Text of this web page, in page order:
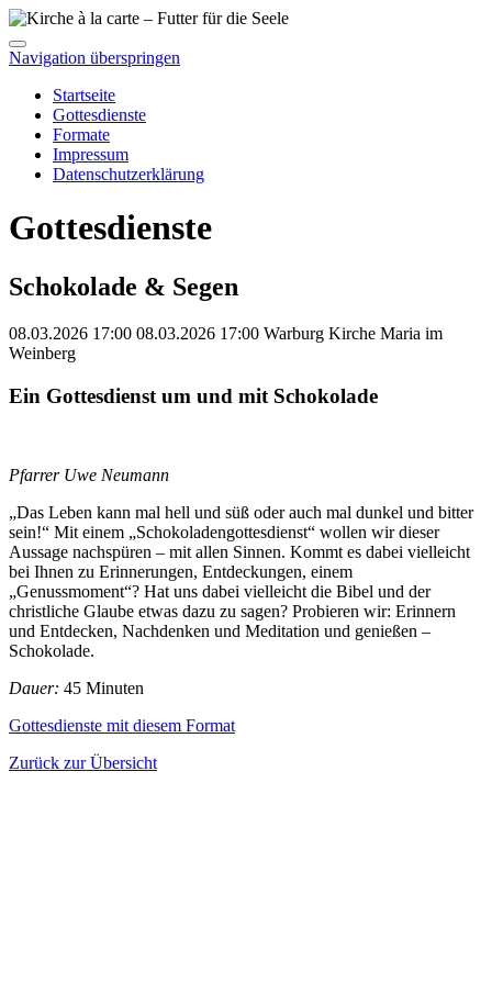
Navigation überspringen
Startseite
Gottesdienste
Formate
Impressum
Datenschutzerklärung
Gottesdienste
Schokolade & Segen
08.03.2026 17:00 08.03.2026 17:00 Warburg Kirche Maria im
Weinberg
Ein Gottesdienst um und mit Schokolade
Pfarrer Uwe Neumann
„Das Leben kann mal hell und süß oder auch mal dunkel und bitter
sein!“ Mit einem „Schokoladengottesdienst“ wollen wir dieser
Aussage nachspüren – mit allen Sinnen. Kommt es dabei vielleicht
bei Ihnen zu Erinnerungen, Entdeckungen, einem
„Genussmoment“? Hat uns dabei vielleicht die Bibel und der
christliche Glaube etwas dazu zu sagen? Probieren wir: Erinnern
und Entdecken, Nachdenken und Meditation und genießen –
Schokolade.
Dauer: 45 Minuten
Gottesdienste mit diesem Format
Zurück zur Übersicht